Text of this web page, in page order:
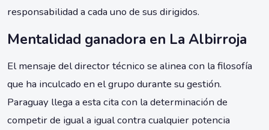
responsabilidad a cada uno de sus dirigidos.
Mentalidad ganadora en La Albirroja
El mensaje del director técnico se alinea con la filosofía
que ha inculcado en el grupo durante su gestión.
Paraguay llega a esta cita con la determinación de
competir de igual a igual contra cualquier potencia